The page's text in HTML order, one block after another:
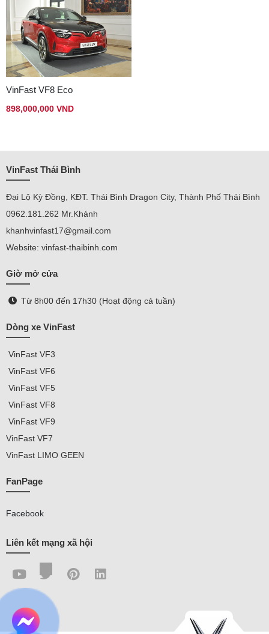
VinFast VF8 Eco
898,000,000 VND
VinFast Thái Bình
Đại Lộ Kỳ Đồng, KĐT. Thái Bình Dragon City, Thành Phố Thái Bình
0962.181.262 Mr.Khánh
khanhvinfast17@gmail.com
Website: vinfast-thaibinh.com
Giờ mở cửa
Từ 8h00 đến 17h30 (Hoạt động cả tuần)
Dòng xe VinFast
VinFast VF3
VinFast VF6
VinFast VF5
VinFast VF8
VinFast VF9
VinFast VF7
VinFast LIMO GEEN
FanPage
Facebook
Liên kết mạng xã hội